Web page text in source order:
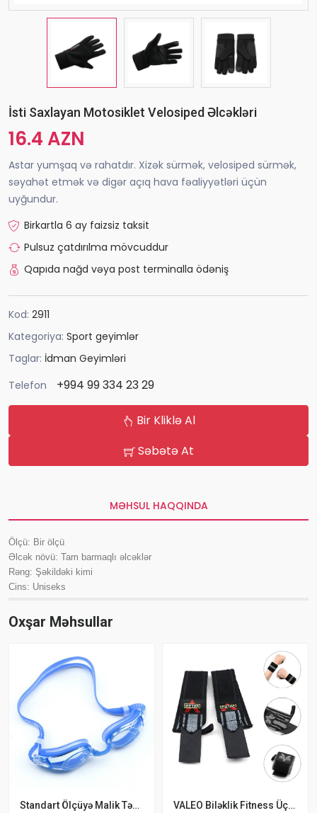
İsti Saxlayan Motosiklet Velosiped Əlcəkləri
16.4 AZN
Astar yumşaq və rahatdır. Xizək sürmək, velosiped sürmək,
səyahət etmək və digər açıq hava fəaliyyətləri üçün
uyğundur.
Birkartla 6 ay faizsiz taksit
Pulsuz çatdırılma mövcuddur
Qapıda nağd vəya post terminalla ödəniş
Kod: 2911
Kategoriya: Sport geyimlər
Taglar: İdman Geyimləri
Telefon
+994 99 334 23 29
Bir Kliklə Al
Səbətə At
MƏHSUL HAQQINDA
Ölçü: Bir ölçü
Əlcək növü: Tam barmaqlı əlcəklər
Rəng: Şəkildəki kimi
Cins: Uniseks
Oxşar Məhsullar
Standart Ölçüyə Malik Tənzimlənəbilən Altis Mavi Üzgüçülük Eynəyi VALEO Biləklik Fitness Üçün Cüt